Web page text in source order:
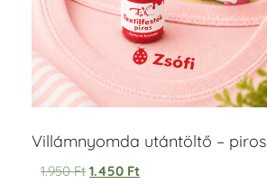
Villámnyomda utántöltő – piros
1.950Ft 1.450 Ft